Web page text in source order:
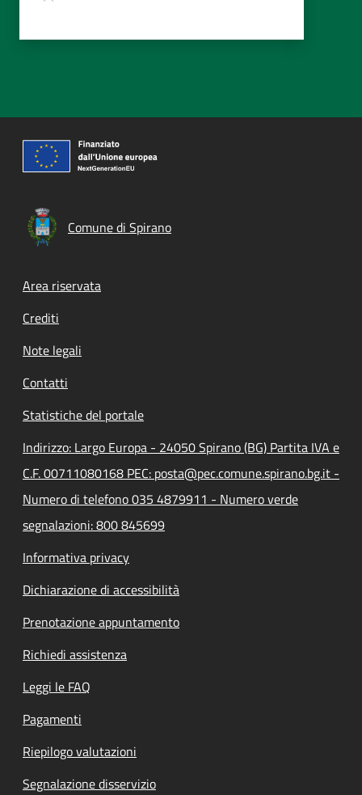
Comune di Spirano
Footer menu
Area riservata
Crediti
Note legali
Contatti
Statistiche del portale
Indirizzo: Largo Europa - 24050 Spirano (BG) Partita IVA e
C.F. 00711080168 PEC: posta@pec.comune.spirano.bg.it -
Numero di telefono 035 4879911 - Numero verde
segnalazioni: 800 845699
Informativa privacy
Dichiarazione di accessibilità
Prenotazione appuntamento
Richiedi assistenza
Leggi le FAQ
Pagamenti
Riepilogo valutazioni
Segnalazione disservizio